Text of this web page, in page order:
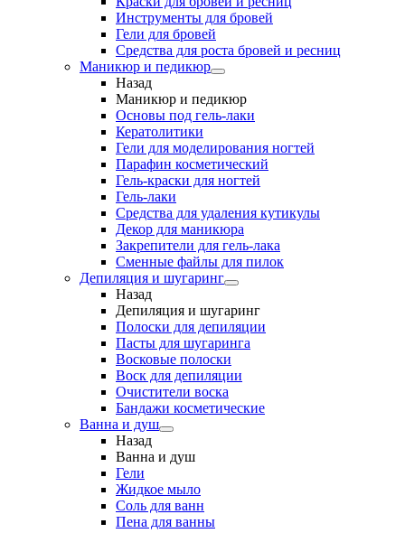
Инструменты для бровей
Гели для бровей
Средства для роста бровей и ресниц
Маникюр и педикюр
Назад
Маникюр и педикюр
Основы под гель-лаки
Кератолитики
Гели для моделирования ногтей
Парафин косметический
Гель-краски для ногтей
Гель-лаки
Средства для удаления кутикулы
Декор для маникюра
Закрепители для гель-лака
Сменные файлы для пилок
Депиляция и шугаринг
Назад
Депиляция и шугаринг
Полоски для депиляции
Пасты для шугаринга
Восковые полоски
Воск для депиляции
Очистители воска
Бандажи косметические
Ванна и душ
Назад
Ванна и душ
Гели
Жидкое мыло
Соль для ванн
Пена для ванны